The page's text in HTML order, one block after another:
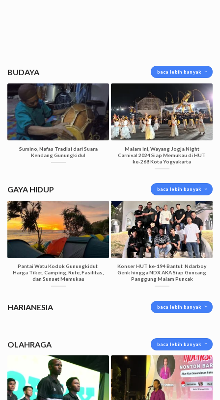
BUDAYA baca lebih banyak
Sumino, Nafas Tradisi dari Suara
Kendang Gunungkidul
Malam ini, Wayang Jogja Night
Carnival 2024 Siap Memukau di HUT
ke-268 Kota Yogyakarta
GAYA HIDUP baca lebih banyak
Pantai Watu Kodok Gunungkidul:
Harga Tiket, Camping, Rute, Fasilitas,
dan Sunset Memukau
Konser HUT ke-194 Bantul: Ndarboy
Genk hingga NDX AKA Siap Guncang
Panggung Malam Puncak
HARIANESIA baca lebih banyak
OLAHRAGA baca lebih banyak